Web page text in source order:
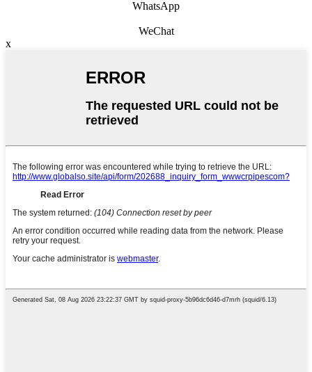
WhatsApp
WeChat
x